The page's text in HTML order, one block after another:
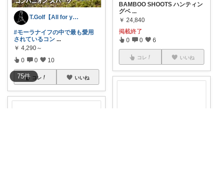
75件
T.Golf【All for you】
#モーラナイフの中で最も愛用
されているコン ...
￥ 4,290～
0 0 10
コレ いいね
BAMBOO SHOOTS ハンティン
グベ ...
￥ 24,840
掲載終了
0 0 6
コレ いいね